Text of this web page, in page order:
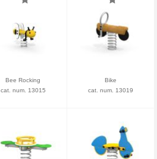
Bee Rocking
cat. num. 13015
Bike
cat. num. 13019